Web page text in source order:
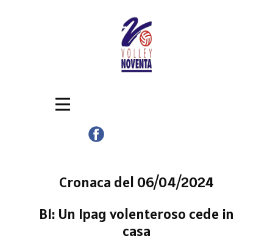
Cronaca del 06/04/2024
B1: Un Ipag volenteroso cede in
casa